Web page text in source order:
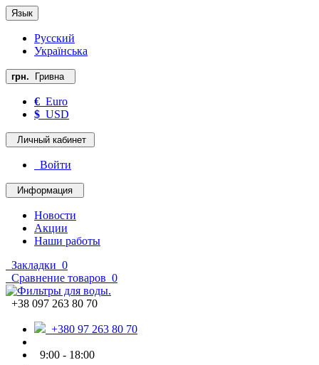
Язык
Русский
Українська
грн. Гривна
€ Euro
$ USD
Личный кабинет
Войти
Информация
Новости
Акции
Наши работы
Закладки 0
Сравнение товаров 0
+38 097 263 80 70
+380 97 263 80 70
9:00 - 18:00